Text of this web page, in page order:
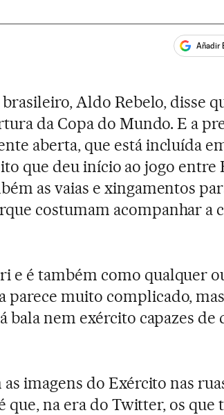
Añadir
Aldo Rebelo, disse
da Copa do Mundo. E a
aberta, que está incluída
que deu início ao jogo entre
as vaias e xingamentos
costumam acompanhar a
e é também como qualquer
parece muito complicado,
bala nem exército capazes de
imagens do Exército nas
que, na era do Twitter, os que